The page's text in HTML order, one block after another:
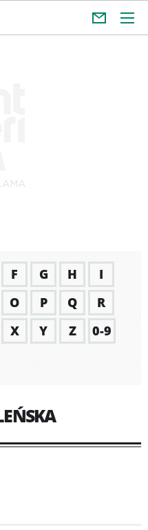
F G H
I
O P Q
R
X Y Z
0-9